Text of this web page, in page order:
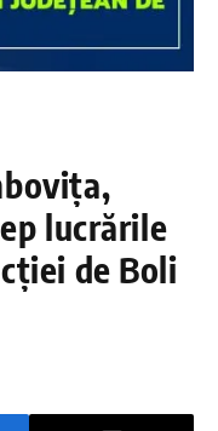
lucrările
de Boli